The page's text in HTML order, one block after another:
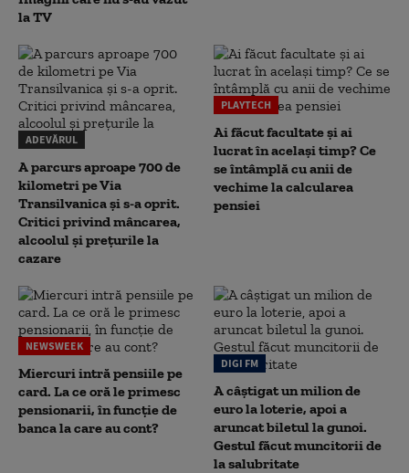
la TV
ADEVĂRUL
A parcurs aproape 700 de
kilometri pe Via
Transilvanica și s-a oprit.
Critici privind mâncarea,
alcoolul și prețurile la
cazare
PLAYTECH
Ai făcut facultate și ai
lucrat în același timp? Ce
se întâmplă cu anii de
vechime la calcularea
pensiei
NEWSWEEK
Miercuri intră pensiile pe
card. La ce oră le primesc
pensionarii, în funcție de
banca la care au cont?
DIGI FM
A câștigat un milion de
euro la loterie, apoi a
aruncat biletul la gunoi.
Gestul făcut muncitorii de
la salubritate